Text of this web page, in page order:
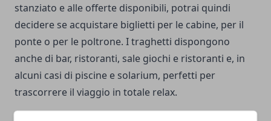
stanziato e alle offerte disponibili, potrai quindi
decidere se acquistare biglietti per le cabine, per il
ponte o per le poltrone. I traghetti dispongono
anche di bar, ristoranti, sale giochi e ristoranti e, in
alcuni casi di piscine e solarium, perfetti per
trascorrere il viaggio in totale relax.